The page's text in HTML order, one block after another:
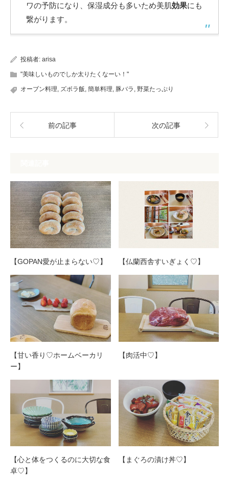
ワの予防になり、保湿成分も多いため美肌効果にも
繋がります。
投稿者: arisa
"美味しいものでしか太りたくなーい！"
オーブン料理 ズボラ飯 簡単料理 豚バラ 野菜たっぷり
前の記事 次の記事
【GOPAN愛が止まらない♡】 【仏蘭西舎すいぎょく♡】
【甘い香り♡ホームベーカリ
ー】
【肉活中♡】
【心と体をつくるのに大切な食
卓♡】
【まぐろの漬け丼♡】